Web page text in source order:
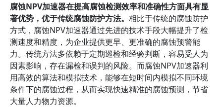
腐蚀NPV加速器在提高腐蚀检测效率和准确性方面具有显
著优势，优于传统腐蚀防护方法。 相比于传统的腐蚀防护
方式，腐蚀NPV加速器通过先进的技术手段大幅提升了检
测速度和精度，为企业提供更早、更准确的腐蚀预警能
力。传统方法多依赖于定期巡检和经验判断，容易受人为
因素影响，存在漏检和误判的风险。而腐蚀NPV加速器利
用高效的算法和模拟技术，能够在短时间内模拟不同环境
条件下的腐蚀过程，从而实现快速精准的腐蚀预测，节省
大量人力物力资源。